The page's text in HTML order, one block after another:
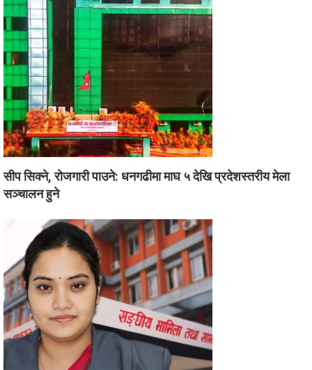
सीप सिक्ने, रोजगारी पाउने: धनगढीमा माघ ५ देखि प्रदेशस्तरीय मेला
सञ्चालन हुने